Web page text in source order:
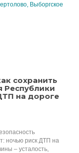
Выборгское
сохранить
Республики
на дороге
ночью риск ДТП на
– усталость,